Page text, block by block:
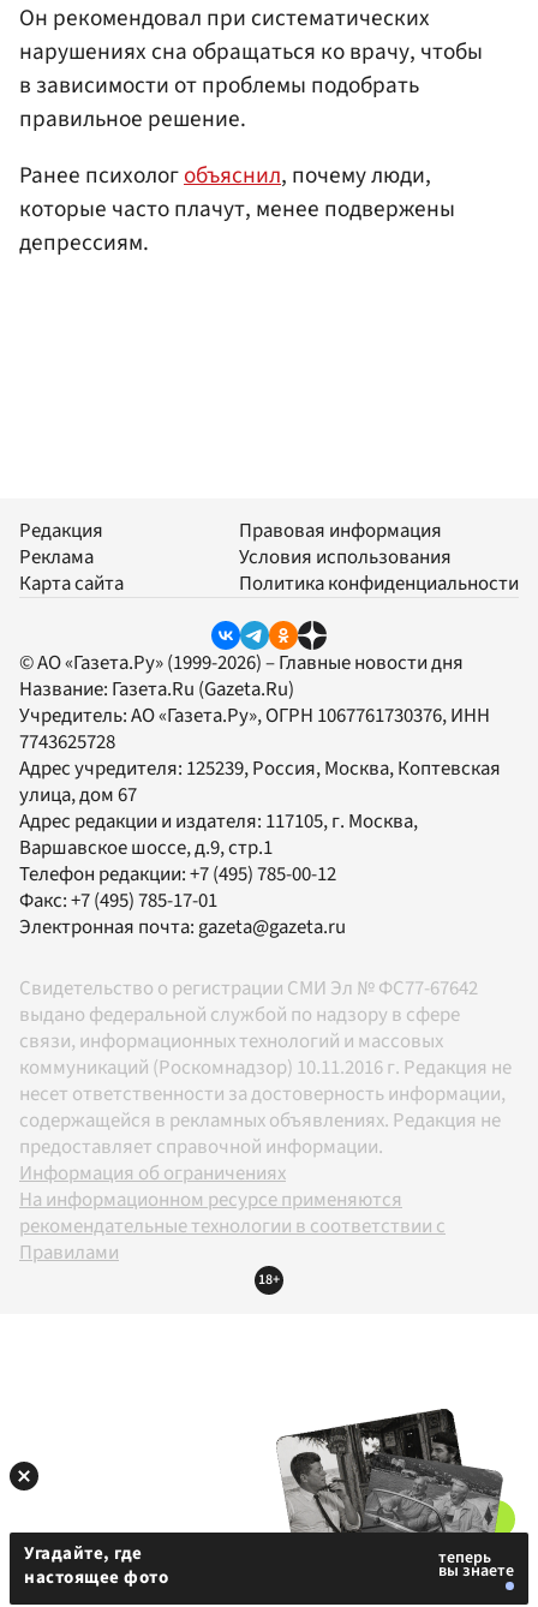
Он рекомендовал при систематических
нарушениях сна обращаться ко врачу, чтобы
в зависимости от проблемы подобрать
правильное решение.
Ранее психологобъяснил, почему люди,
которые часто плачут, менее подвержены
депрессиям.
Редакция
Реклама
Карта сайта
Правовая информация
Условия использования
Политика конфиденциальности
© АО «Газета.Ру» (1999-2026) – Главные новости дня
Название: Газета.Ru (Gazeta.Ru)
Учредитель:АО «Газета.Ру», ОГРН 1067761730376, ИНН
7743625728
Адрес учредителя: 125239, Россия, Москва, Коптевская
улица, дом 67
Адрес редакции и издателя: 117105, г. Москва,
Варшавское шоссе, д.9, стр.1
Телефон редакции:+7 (495) 785-00-12
Факс:+7 (495) 785-17-01
Электронная почта:gazeta@gazeta.ru
Свидетельство о регистрации СМИ Эл № ФС77-67642
выдано федеральной службой по надзору в сфере
связи, информационных технологий и массовых
коммуникаций (Роскомнадзор) 10.11.2016 г. Редакция не
несет ответственности за достоверность информации,
содержащейся в рекламных объявлениях. Редакция не
предоставляет справочной информации.
Информация об ограничениях
На информационном ресурсе применяются
рекомендательные технологии в соответствии с
Правилами
18+
Угадайте, где
настоящее фото